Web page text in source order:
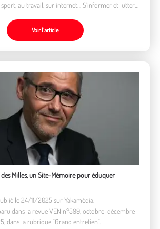
sport, au travail, sur internet… S’informer et lutter
Voir l’article
des Milles, un Site-Mémoire pour éduquer
le 24/11/2025 sur Yakamédia.
dans la revue VEN n°599, octobre-décembre
dans la rubrique "Grand entretien".